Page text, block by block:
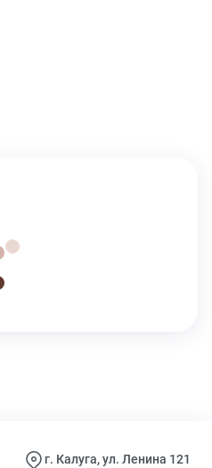
г. Калуга, ул. Ленина 121